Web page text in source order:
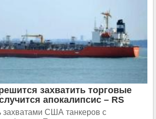
захватить торговые
апокалипсис – RS
захватами США танкеров с